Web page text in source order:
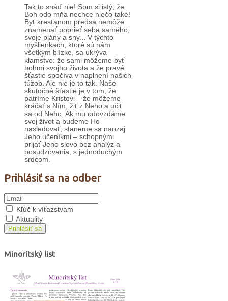
Tak to snáď nie! Som si istý, že
Boh odo mňa nechce niečo také!
Byť kresťanom predsa nemôže
znamenať poprieť seba samého,
svoje plány a sny... V týchto
myšlienkach, ktoré sú nám
všetkým blízke, sa ukrýva
klamstvo: že sami môžeme byť
bohmi svojho života a že pravé
šťastie spočíva v naplnení našich
túžob. Ale nie je to tak. Naše
skutočné šťastie je v tom, že
patríme Kristovi – že môžeme
kráčať s Ním, žiť z Neho a učiť
sa od Neho. Ak mu odovzdáme
svoj život a budeme Ho
nasledovať, staneme sa naozaj
Jeho učeníkmi – schopnými
prijať Jeho slovo bez analýz a
posudzovania, s jednoduchým
srdcom.
Prihlásiť sa na odber
Kľúč k víťazstvám
Aktuality
Prihlásiť sa
Minoritský list